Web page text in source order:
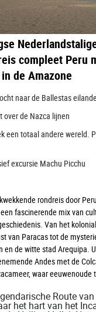
compleet Peru
de Amazone
naar de Ballestas
over de Nazca lijnen
een totaal andere wereld.
excursie Machu Picchu
rondreis door
fascinerende mix van
Van het
van Paracas tot de
en de witte stad Arequipa.
Andes met de
waar eeuwenoude
Route
het hart van het